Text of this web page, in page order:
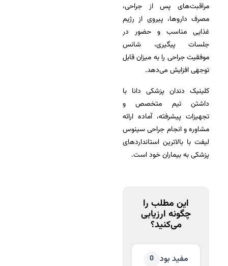
مراقبت‌های پس از جراحی،
مصرف داروها، پیروی از رژیم
غذایی مناسب و حضور در
جلسات پیگیری، شانس
موفقیت جراحی را به میزان قابل
توجهی افزایش می‌دهد.
کلینیک دندان پزشکی دانا با
داشتن تیم متخصص و
تجهیزات پیشرفته، آماده ارائه
مشاوره و انجام جراحی سینوس
لیفت با بالاترین استانداردهای
پزشکی به بیماران خود است.
این مطلب را
چگونه ارزیابی
می‌کنید؟
مفید بود 0